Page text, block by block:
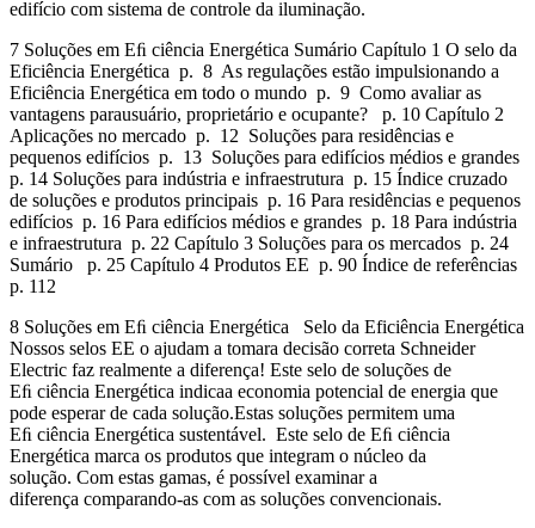
edifício com sistema de controle da iluminação.
7 Soluções em Eﬁ ciência Energética Sumário Capítulo 1 O selo da
Eficiência Energética p. 8 As regulações estão impulsionando a
Eficiência Energética em todo o mundo p. 9 Como avaliar as
vantagens parausuário, proprietário e ocupante? p. 10 Capítulo 2
Aplicações no mercado p. 12 Soluções para residências e
pequenos edifícios p. 13 Soluções para edifícios médios e grandes
p. 14 Soluções para indústria e infraestrutura p. 15 Índice cruzado
de soluções e produtos principais p. 16 Para residências e pequenos
edifícios p. 16 Para edifícios médios e grandes p. 18 Para indústria
e infraestrutura p. 22 Capítulo 3 Soluções para os mercados p. 24
Sumário p. 25 Capítulo 4 Produtos EE p. 90 Índice de referências
p. 112
8 Soluções em Eﬁ ciência Energética Selo da Eficiência Energética
Nossos selos EE o ajudam a tomara decisão correta Schneider
Electric faz realmente a diferença! Este selo de soluções de
Eﬁ ciência Energética indicaa economia potencial de energia que
pode esperar de cada solução.Estas soluções permitem uma
Eﬁ ciência Energética sustentável. Este selo de Eﬁ ciência
Energética marca os produtos que integram o núcleo da
solução. Com estas gamas, é possível examinar a
diferença comparando-as com as soluções convencionais.